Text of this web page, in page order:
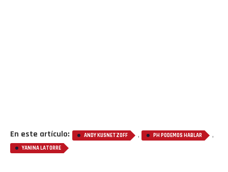
En este artículo: ANDY KUSNETZOFF , PH PODEMOS HABLAR ,
YANINA LATORRE